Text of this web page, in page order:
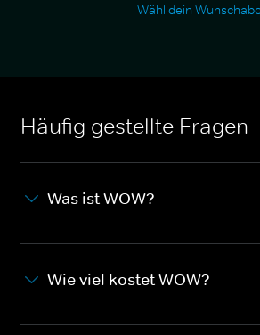
Wähl dein
Häufig gestellte Fragen
Was ist WOW?
Wie viel kostet WOW?